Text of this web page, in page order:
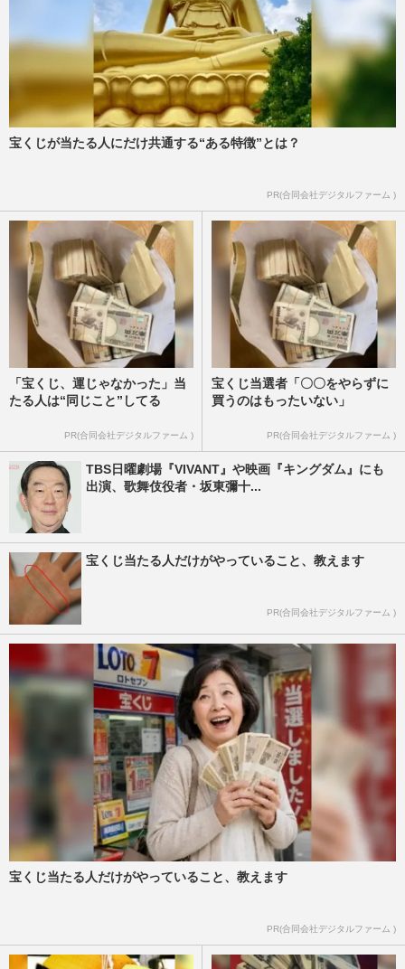
宝くじが当たる人にだけ共通する“ある特徴”とは？
PR(合同会社デジタルファーム )
「宝くじ、運じゃなかった」当
たる人は“同じこと”してる
PR(合同会社デジタルファーム )
宝くじ当選者「〇〇をやらずに
買うのはもったいない」
PR(合同会社デジタルファーム )
TBS日曜劇場『VIVANT』や映画『キングダム』にも
出演、歌舞伎役者・坂東彌十...
宝くじ当たる人だけがやっていること、教えます
PR(合同会社デジタルファーム )
宝くじ当たる人だけがやっていること、教えます
PR(合同会社デジタルファーム )